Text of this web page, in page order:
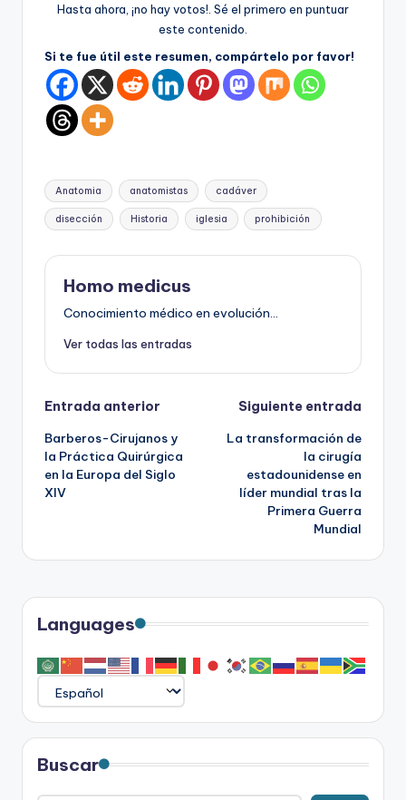
Hasta ahora, ¡no hay votos!. Sé el primero en puntuar
este contenido.
Si te fue útil este resumen, compártelo por favor!
Etiquetas:
Anatomia anatomistas cadáver
disección Historia iglesia prohibición
Homo medicus
Conocimiento médico en evolución...
Ver todas las entradas
Navegación
de
entradas
Entrada anterior
Barberos-Cirujanos y
la Práctica Quirúrgica
en la Europa del Siglo
XIV
Siguiente entrada
La transformación de
la cirugía
estadounidense en
líder mundial tras la
Primera Guerra
Mundial
Languages
Buscar